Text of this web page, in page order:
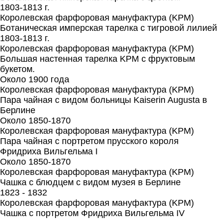
1803-1813 г.
Королевская фарфоровая мануфактура (KPM)
Ботаническая имперская тарелка с тигровой лилией
1803-1813 г.
Королевская фарфоровая мануфактура (KPM)
Большая настенная тарелка KPM с фруктовым
букетом.
Около 1900 года
Королевская фарфоровая мануфактура (KPM)
Пара чайная с видом больницы Kaiserin Augusta в
Берлине
Около 1850-1870
Королевская фарфоровая мануфактура (KPM)
Пара чайная с портретом прусского короля
Фридриха Вильгельма I
Около 1850-1870
Королевская фарфоровая мануфактура (KPM)
Чашка с блюдцем с видом музея в Берлине
1823 - 1832
Королевская фарфоровая мануфактура (KPM)
Чашка с портретом Фридриха Вильгельма IV